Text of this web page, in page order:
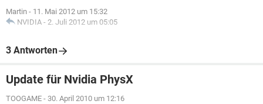
Martin - 11. Mai 2012 um 15:32
NVIDIA - 2. Juli 2012 um 05:05
3 Antworten
Update für Nvidia PhysX
TOOGAME - 30. April 2010 um 12:16